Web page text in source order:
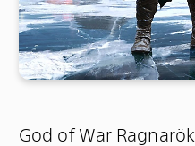
God of War Ragnarök